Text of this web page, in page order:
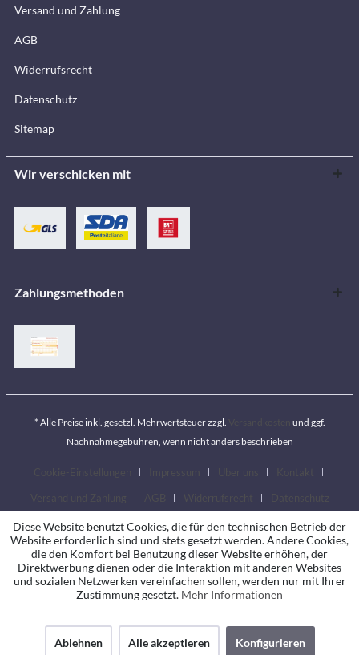
Versand und Zahlung
AGB
Widerrufsrecht
Datenschutz
Sitemap
Wir verschicken mit
Zahlungsmethoden
* Alle Preise inkl. gesetzl. Mehrwertsteuer zzgl.
und ggf.
Nachnahmegebühren, wenn nicht anders beschrieben
Diese Website benutzt Cookies, die für den technischen Betrieb der
Website erforderlich sind und stets gesetzt werden. Andere Cookies,
die den Komfort bei Benutzung dieser Website erhöhen, der
Direktwerbung dienen oder die Interaktion mit anderen Websites
und sozialen Netzwerken vereinfachen sollen, werden nur mit Ihrer
Zustimmung gesetzt. Mehr Informationen
Ablehnen Alle akzeptieren Konfigurieren